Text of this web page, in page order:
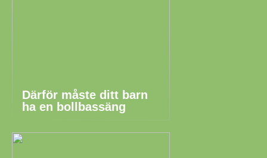
Därför måste ditt barn
ha en bollbassäng